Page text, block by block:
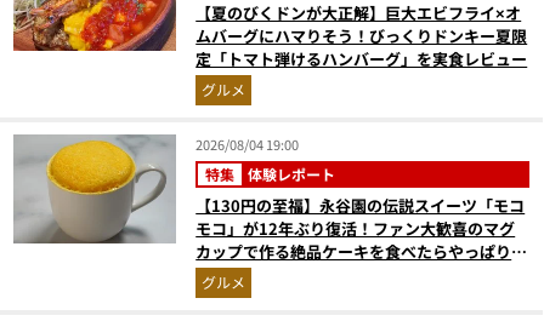
【夏のびくドンが大正解】巨大エビフライ×オ
ムバーグにハマりそう！びっくりドンキー夏限
定「トマト弾けるハンバーグ」を実食レビュー
グルメ
2026/08/04 19:00
特集 体験レポート
【130円の至福】永谷園の伝説スイーツ「モコ
モコ」が12年ぶり復活！ファン大歓喜のマグ
カップで作る絶品ケーキを食べたらやっぱり最
高にウマかった
グルメ